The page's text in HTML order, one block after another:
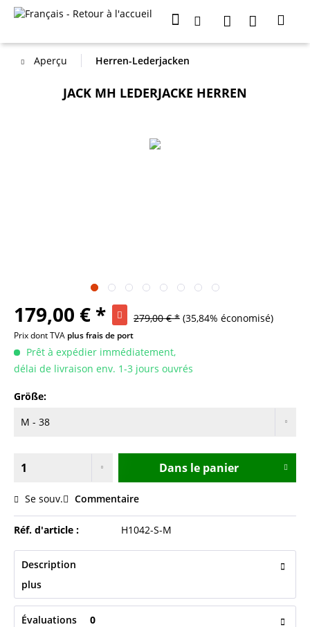
Aperçu Herren-Lederjacken
JACK MH LEDERJACKE HERREN
179,00 € * 279,00 € * (35,84% économisé)
Prix dont TVA plus frais de port
Prêt à expédier immédiatement,
délai de livraison env. 1-3 jours ouvrés
Größe:
Dans le panier
Se souv. Commentaire
Réf. d'article : H1042-S-M
Description
plus
Évaluations
0